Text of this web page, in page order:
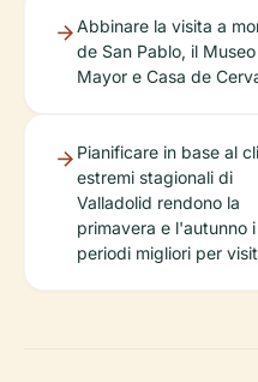
Abbinare la visita a
de San Pablo, il
Mayor e Casa de
Pianificare in base al
estremi stagionali di
Valladolid rendono la
primavera e l'autunno i
periodi migliori per